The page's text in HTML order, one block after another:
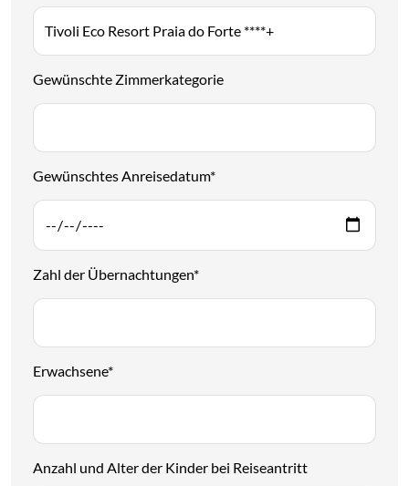
Gewünschte Zimmerkategorie
Gewünschtes Anreisedatum*
Zahl der Übernachtungen*
Erwachsene*
Anzahl und Alter der Kinder bei Reiseantritt